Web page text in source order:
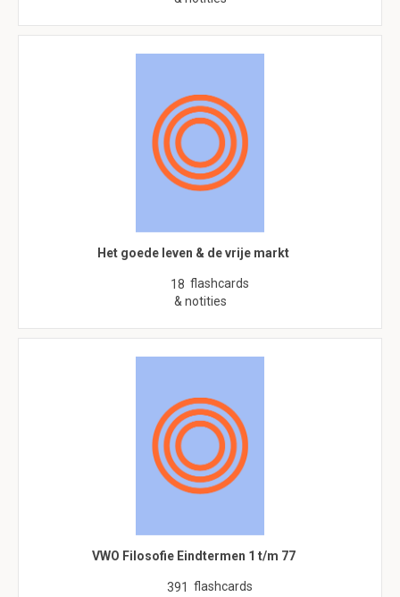
Het goede leven & de vrije markt
18 flashcards
& notities
VWO Filosofie Eindtermen 1 t/m 77
391 flashcards